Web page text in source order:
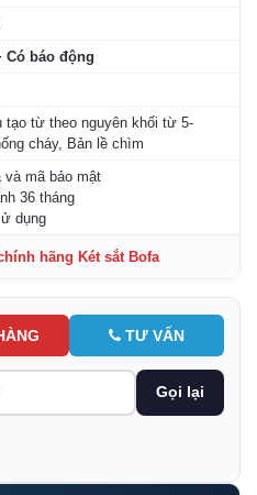
Có báo động
tạo từ theo nguyên khối từ 5-
cháy, Bản lề chìm
và mã bảo mật
36 tháng
dụng
hãng Két sắt Bofa
TƯ VẤN
Gọi lại